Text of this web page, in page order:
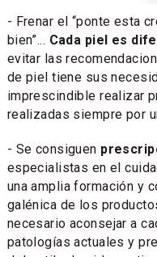
- Frenar el “ponte esta
bien”... Cada piel es
evitar las
de piel tiene sus
imprescindible realizar
realizadas siempre por
- Se consiguen
especialistas en el
una amplia formación y
galénica de los
necesario aconsejar a
patologías actuales y